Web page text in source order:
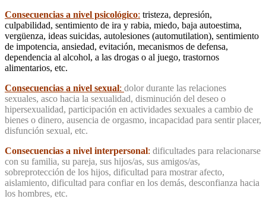
Consecuencias a nivel psicológico: tristeza, depresión,
culpabilidad, sentimiento de ira y rabia, miedo, baja autoestima,
vergüenza, ideas suicidas, autolesiones (automutilation), sentimiento
de impotencia, ansiedad, evitación, mecanismos de defensa,
dependencia al alcohol, a las drogas o al juego, trastornos
alimentarios, etc.
Consecuencias a nivel sexual: dolor durante las relaciones
sexuales, asco hacia la sexualidad, disminución del deseo o
hipersexualidad, participación en actividades sexuales a cambio de
bienes o dinero, ausencia de orgasmo, incapacidad para sentir placer,
disfunción sexual, etc.
Consecuencias a nivel interpersonal: dificultades para relacionarse
con su familia, su pareja, sus hijos/as, sus amigos/as,
sobreprotección de los hijos, dificultad para mostrar afecto,
aislamiento, dificultad para confiar en los demás, desconfianza hacia
los hombres, etc.